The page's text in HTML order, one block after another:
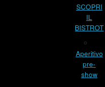
SCOPRI
IL
BISTROT
Aperitivo
pre-
show